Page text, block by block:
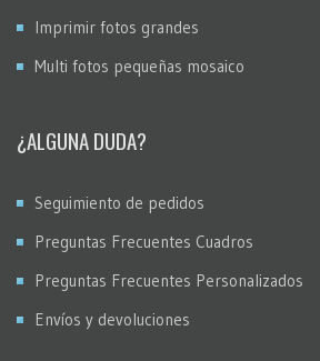
Imprimir fotos grandes
Multi fotos pequeñas mosaico
¿ALGUNA DUDA?
Seguimiento de pedidos
Preguntas Frecuentes Cuadros
Preguntas Frecuentes Personalizados
Envíos y devoluciones